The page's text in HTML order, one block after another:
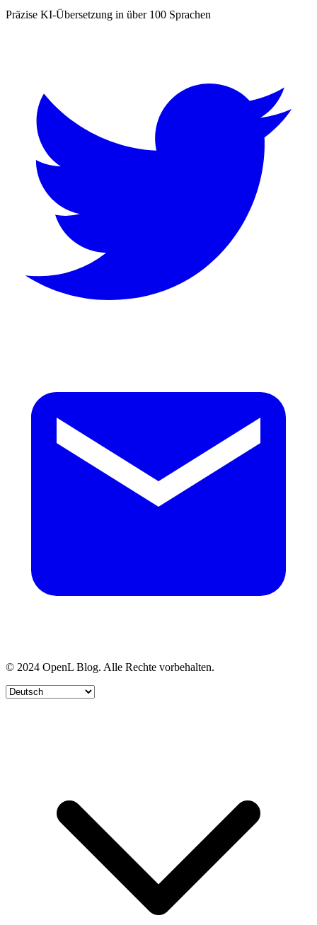
Präzise KI-Übersetzung in über 100 Sprachen
© 2024 OpenL Blog. Alle Rechte vorbehalten.